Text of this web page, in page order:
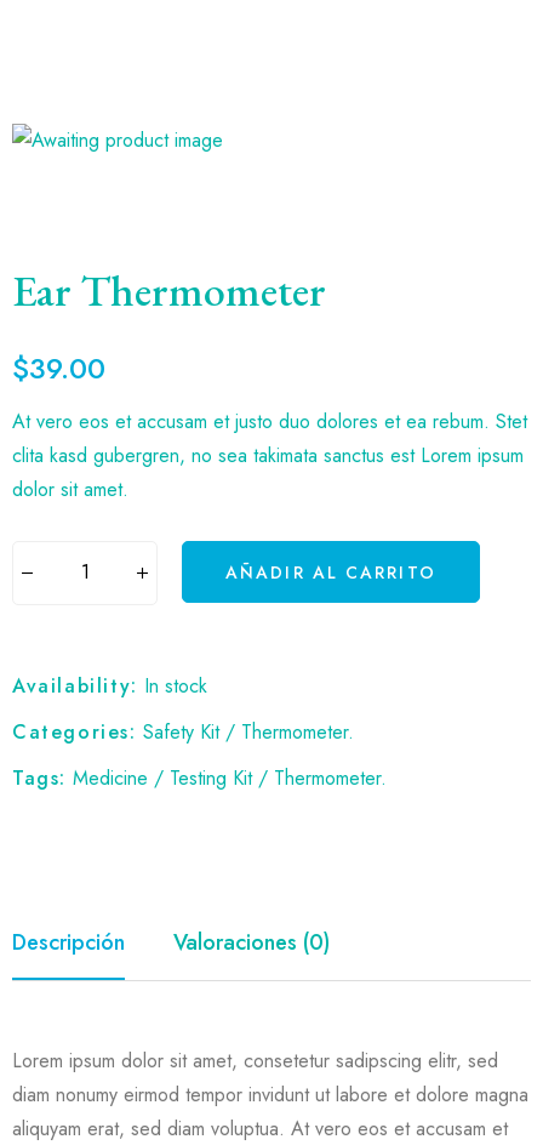
Ear Thermometer
$39.00
At vero eos et accusam et justo duo dolores et ea rebum. Stet
clita kasd gubergren, no sea takimata sanctus est Lorem ipsum
dolor sit amet.
AÑADIR AL CARRITO
Availability: In stock
Categories: Safety Kit/ Thermometer.
Tags: Medicine / Testing Kit/ Thermometer.
Descripción Valoraciones (0)
Lorem ipsum dolor sit amet, consetetur sadipscing elitr, sed
diam nonumy eirmod tempor invidunt ut labore et dolore magna
aliquyam erat, sed diam voluptua. At vero eos et accusam et